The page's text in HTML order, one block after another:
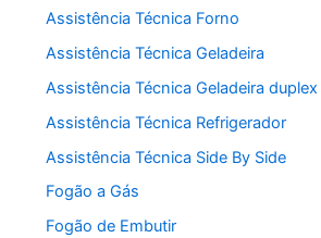
Assistência Técnica Forno
Assistência Técnica Geladeira
Assistência Técnica Geladeira duplex
Assistência Técnica Refrigerador
Assistência Técnica Side By Side
Fogão a Gás
Fogão de Embutir